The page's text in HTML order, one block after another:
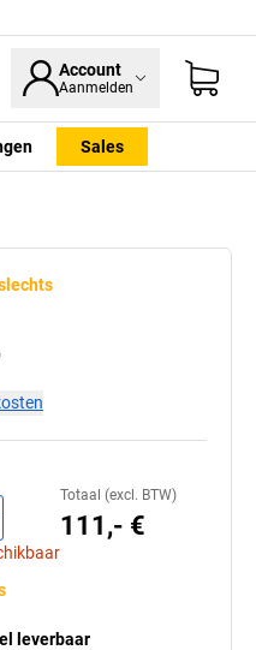
Account
Aanmelden
Sales
Totaal (excl. BTW)
111,- €
leverbaar